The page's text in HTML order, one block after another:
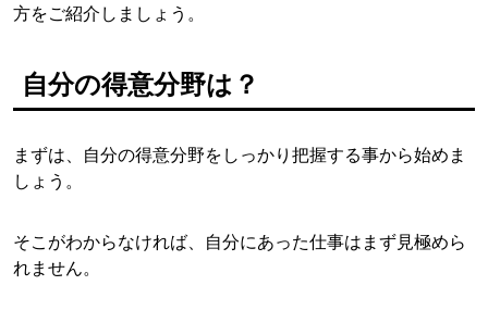
方をご紹介しましょう。
自分の得意分野は？
まずは、自分の得意分野をしっかり把握する事から始めま
しょう。
そこがわからなければ、自分にあった仕事はまず見極めら
れません。